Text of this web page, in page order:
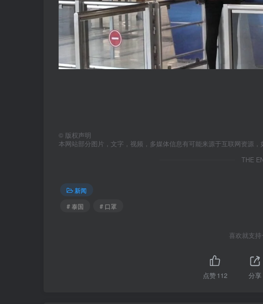
© 版权声明
本网站部分图片，文字，视频，多媒体信息有可能来源于互联网资源
THE
新闻
# 泰国
# 口罩
喜欢就支
点赞112 分享